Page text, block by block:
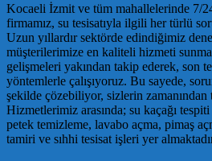
Kocaeli İzmit ve tüm mahallelerinde 7/
firmamız, su tesisatıyla ilgili her türlü
Uzun yıllardır sektörde edindiğimiz
müşterilerimize en kaliteli hizmeti
gelişmeleri yakından takip ederek, son
yöntemlerle çalışıyoruz. Bu sayede,
şekilde çözebiliyor, sizlerin zamanından
Hizmetlerimiz arasında; su kaçağı tespiti
petek temizleme, lavabo açma, pimaş
tamiri ve sıhhi tesisat işleri yer